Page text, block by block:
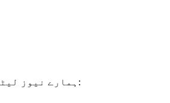
ہمارے نیوز لیٹر کو سبسکرائب کریں: